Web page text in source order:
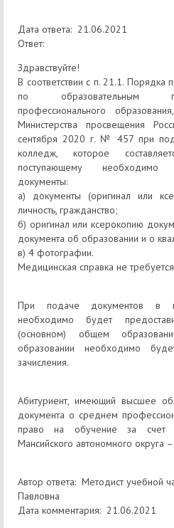
Дата ответа: 21.06.2021
Ответ:
Здравствуйте!
В соответствии с п. 21.1.
по образовательным
профессионального
Министерства просвещения
сентября 2020 г. № 457 при
колледж, которое
поступающему необходимо
документы:
а) документы (оригинал или
личность, гражданство;
б) оригинал или ксерокопию
документа об образовании и о
в) 4 фотографии.
Медицинская справка не
При подаче документов в
необходимо будет
(основном) общем
образовании необходимо
зачисления.
Абитуриент, имеющий высшее
документа о среднем
право на обучение за счет
Мансийского автономного округа
Автор ответа: Методист учебной
Павловна
Дата комментария: 21.06.2021